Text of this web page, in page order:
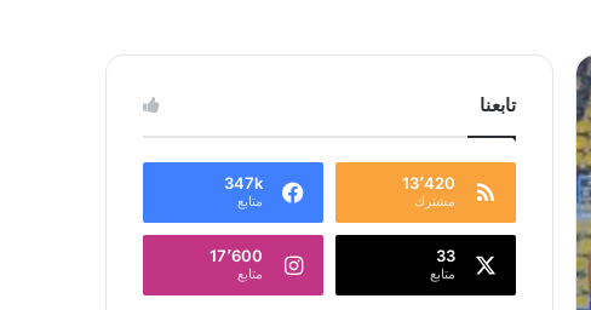
تابعنا
13٬420
مشترك
347k
متابع
33
متابع
17٬600
متابع